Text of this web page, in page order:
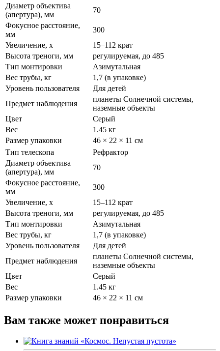
Диаметр объектива
(апертура), мм
70
Фокусное расстояние,
мм
300
Увеличение, x
15–112 крат
Высота треноги, мм
регулируемая, до 485
Тип монтировки
Азимутальная
Вес трубы, кг
1,7 (в упаковке)
Уровень пользователя
Для детей
Предмет наблюдения
планеты Солнечной системы,
наземные объекты
Цвет
Серый
Вес
1.45 кг
Размер упаковки
46 × 22 × 11 см
Тип телескопа
Рефрактор
Диаметр объектива
(апертура), мм
70
Фокусное расстояние,
мм
300
Увеличение, x
15–112 крат
Высота треноги, мм
регулируемая, до 485
Тип монтировки
Азимутальная
Вес трубы, кг
1,7 (в упаковке)
Уровень пользователя
Для детей
Предмет наблюдения
планеты Солнечной системы,
наземные объекты
Цвет
Серый
Вес
1.45 кг
Размер упаковки
46 × 22 × 11 см
Вам также может понравиться